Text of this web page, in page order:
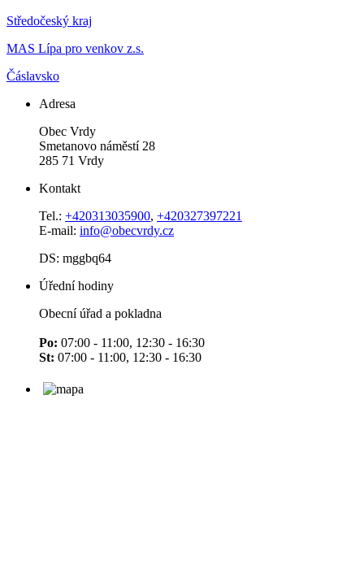
Středočeský kraj
MAS Lípa pro venkov z.s.
Čáslavsko
Adresa
Obec Vrdy
Smetanovo náměstí 28
285 71 Vrdy
Kontakt
Tel.: +420313035900, +420327397221
E-mail: info@obecvrdy.cz
DS: mggbq64
Úřední hodiny
Obecní úřad a pokladna
Po: 07:00 - 11:00, 12:30 - 16:30
St: 07:00 - 11:00, 12:30 - 16:30